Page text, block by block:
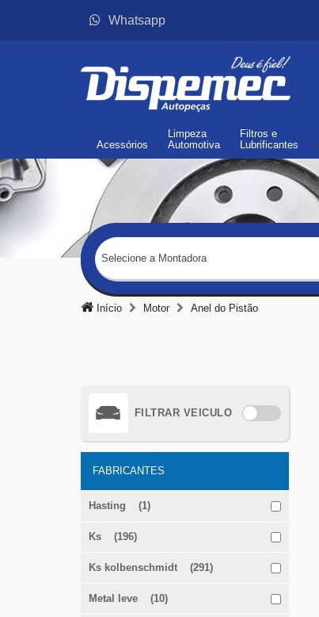
Whatsapp
Acessórios
Limpeza
Automotiva
Filtros e
Lubrificantes
Selecione a Montadora
Início Motor Anel do Pistão
FILTRAR VEICULO
FABRICANTES
Hasting (1)
Ks (196)
Ks kolbenschmidt (291)
Metal leve (10)